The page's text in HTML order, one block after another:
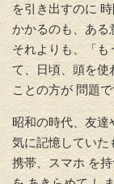
を引き出すのに
かかるのも、ある
それよりも、「も
て、
日頃、頭を使
ことの方が 問題で
昭和の時代、友
気に記憶していた
携帯、スマホ を